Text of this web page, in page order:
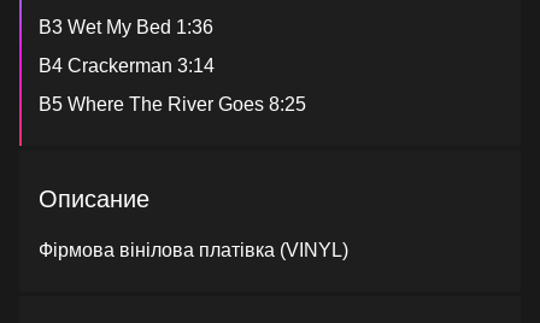
B3 Wet My Bed 1:36
B4 Crackerman 3:14
B5 Where The River Goes 8:25
Описание
Фірмова вінілова платівка (VINYL)